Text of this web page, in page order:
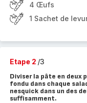
4 Œufs
1 Sachet de
Etape 2 /3
Diviser la pâte en deux
fondu dans chaque
nesquick dans un des
suffisamment.